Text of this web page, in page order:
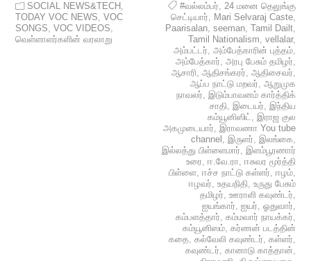
SOCIAL NEWS&TECH ,
TODAY VOC NEWS,VOC
SONGS,VOC VIDEOS,
வெள்ளாளர்களின் வரலாறு
#வல்லம்பர், 24 மனை தெலுங்கு
செட்டியார், Mari Selvaraj Caste,
Paarisalan, seeman, Tamil Dailt,
Tamil Nationalism, vellalar,
அம்பட்டர், அம்பேத்காரின் புத்தம்,
அம்பேத்கார், அரபு பேசும் தமிழர்,
ஆசாரி, ஆதிசங்கரர், ஆதிசைவர்,
ஆப்ப நாட்டு மறவர், ஆறுமுக
நாவலர், இடும்பாவனம் கார்த்திக்
சாதி, இடையர், இந்திய
கம்யூனிஸிட், இராஜ குல
அகமுடையார், இராவணா You tube
channel , இருளர், இலங்கை,
இல்லத்து பிள்ளைமார், இளம்பூரணார்
உரை, ஈ.வே.ரா, ஈசுவர மூர்த்தி
பிள்ளை, ஈச்ச நாட்டு கள்ளர், ஈழம்,
ஈழவர், உதயநிதி, உருது பேசும்
தமிழர், ஊராளி கவுண்டர்,
ஐயங்கார், ஐயர், ஓதுவார்,
கம்பளத்தார், கம்மவார் நாயக்கர்,
கம்யூனிஸம், கர்ணன் படத்தின்
கதை, கல்வேலி கவுண்டர், கள்ளர்,
கவுண்டர், கானாடு காத்தான்,